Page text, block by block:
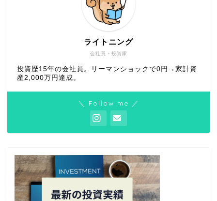
会社員・投資家
ライトニング
投資歴15年の会社員。リーマンショックで0円→家計資
産2,000万円達成。
＼ Follow me ／